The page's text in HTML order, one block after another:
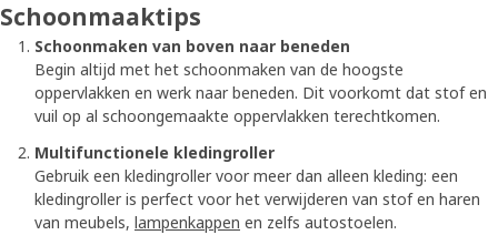
Schoonmaaktips
Schoonmaken van boven naar beneden
Begin altijd met het schoonmaken van de hoogste
oppervlakken en werk naar beneden. Dit voorkomt dat stof en
vuil op al schoongemaakte oppervlakken terechtkomen.
Multifunctionele kledingroller
Gebruik een kledingroller voor meer dan alleen kleding: een
kledingroller is perfect voor het verwijderen van stof en haren
van meubels, lampenkappen en zelfs autostoelen.